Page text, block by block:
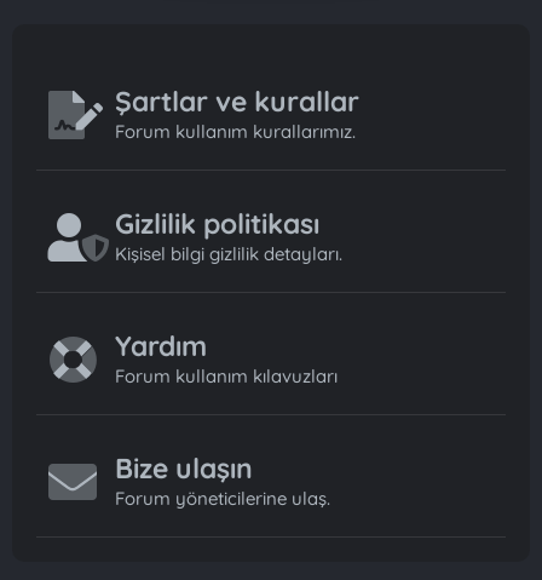
Şartlar ve kurallar
Forum kullanım kurallarımız.
Gizlilik politikası
Kişisel bilgi gizlilik detayları.
Yardım
Forum kullanım kılavuzları
Bize ulaşın
Forum yöneticilerine ulaş.